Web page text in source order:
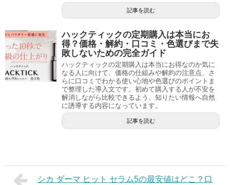
記事を読む
ハックティックの定期購入は本当にお
得？価格・解約・口コミ・色選びまで失
敗しないための完全ガイド
ハックティックの定期購入は本当にお得なのか気に
なる人に向けて、価格の仕組みや解約の注意点、さ
らに口コミでわかる使い心地や色選びのポイントま
で整理した導入文です。初めて購入する人が不安を
解消しながら比較できるよう、知りたい情報へ自然
に誘導する内容になっています。
記事を読む
シカ ダーマ ヒット セラム5の最安値はどこ？口